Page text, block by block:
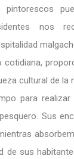
nos
cotidiana,
cultural de la
para
Sus
de sus